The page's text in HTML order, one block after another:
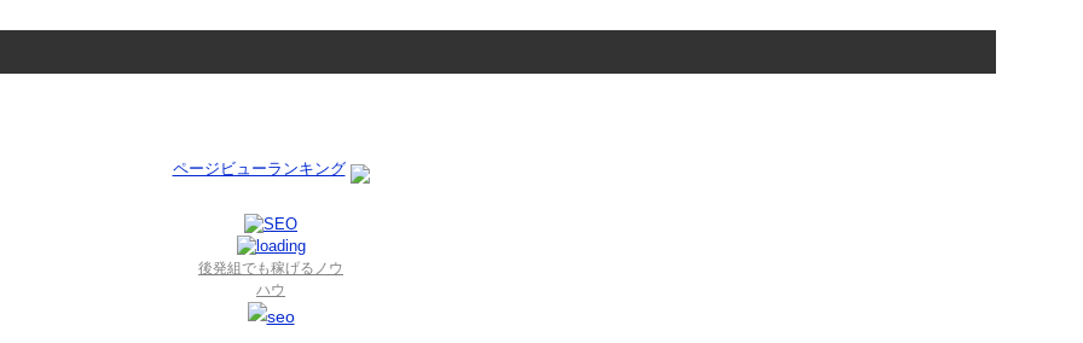
ページビューランキング
後発組でも稼げるノウ
ハウ